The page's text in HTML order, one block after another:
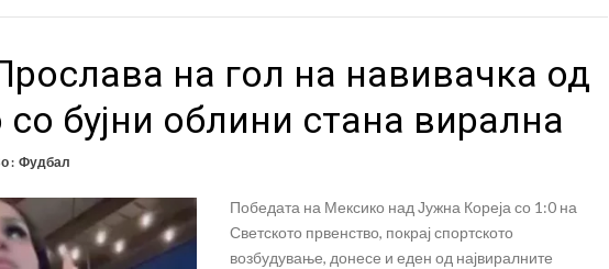
на гол на навивачка од
бујни облини стана вирална
: Фудбал
Победата на Мексико над Јужна Кореја со 1:0 на
Светското првенство, покрај спортското
возбудување, донесе и еден од највиралните